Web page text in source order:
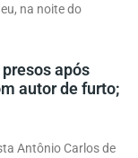
na noite do
após
autor de furto;
Antônio Carlos de